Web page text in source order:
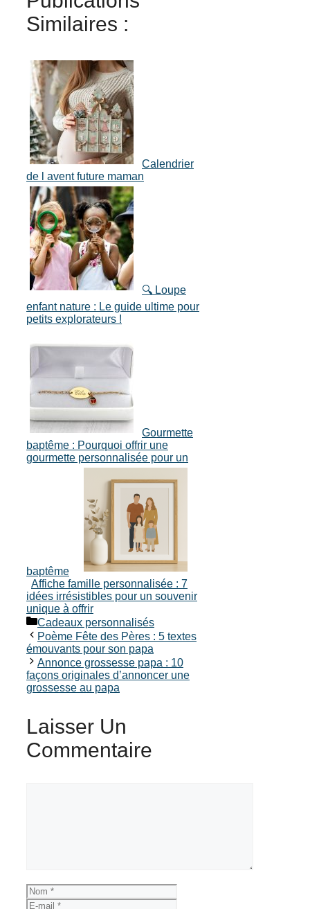
Similaires :
Calendrier
de l avent future maman
🔍 Loupe
enfant nature : Le guide ultime pour
petits explorateurs !
Gourmette
baptême : Pourquoi offrir une
gourmette personnalisée pour un
baptême
Affiche famille personnalisée : 7
idées irrésistibles pour un souvenir
unique à offrir
Catégories
Cadeaux personnalisés
Poème Fête des Pères : 5 textes
émouvants pour son papa
Annonce grossesse papa : 10
façons originales d’annoncer une
grossesse au papa
Laisser Un
Commentaire
Nom
mail